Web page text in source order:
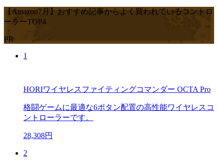
【Amazon7月】おすすめ記事からよく買われているコントロ
ーラーTOP4
PR
1
HORIワイヤレスファイティングコマンダー OCTA Pro
格闘ゲームに最適な6ボタン配置の高性能ワイヤレスコ
ントローラーです。
28,308円
2